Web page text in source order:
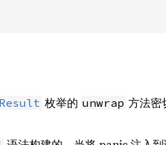
Result 枚举的 unwrap 方法密